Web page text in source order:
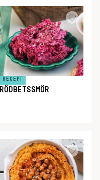
RECEPT
RÖDBETSSMÖR